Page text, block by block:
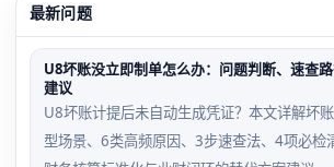
最新问题
U8坏账没立即制单怎么办：问题判断、速查
建议
U8坏账计提后未自动生成凭证？本文详解坏
型场景、6类高频原因、3步速查法、4项必检